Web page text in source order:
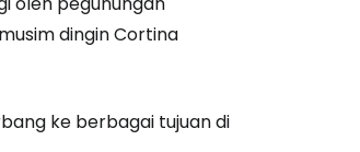
dingin Cortina
ke berbagai tujuan di